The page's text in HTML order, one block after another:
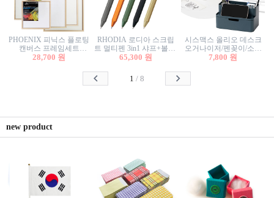
PHOENIX 피닉스 플로팅
캔버스 프레임세트
50x50cm/액자캔버스/인테
28,700 원
RHODIA 로디아 스크립
트 멀티펜 3in1 샤프+볼펜/
무광택 알루미늄 육각배
65,300 원
시스맥스 올리오 데스크
오거나이저/펜꽂이/소품
꽂이/소품함/정리함/수납
7,800 원
1 / 8
new product